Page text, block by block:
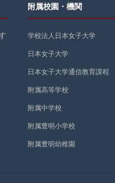
附属校園・機関
学校法人日本女子大学
日本女子大学
日本女子大学通信教育課程
附属高等学校
附属中学校
附属豊明小学校
附属豊明幼稚園